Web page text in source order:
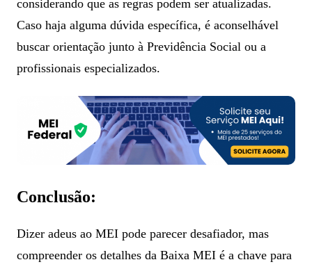
considerando que as regras podem ser atualizadas.
Caso haja alguma dúvida específica, é aconselhável
buscar orientação junto à Previdência Social ou a
profissionais especializados.
Conclusão:
Dizer adeus ao MEI pode parecer desafiador, mas
compreender os detalhes da Baixa MEI é a chave para